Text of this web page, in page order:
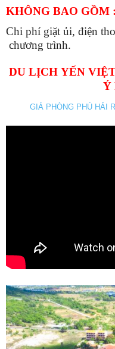
KHÔNG BAO GỒM :
Chi phí giặt ủi, điện
chương trình.
DU LỊCH YẾN
Ý
GIÁ PHÒNG PHÚ HẢI